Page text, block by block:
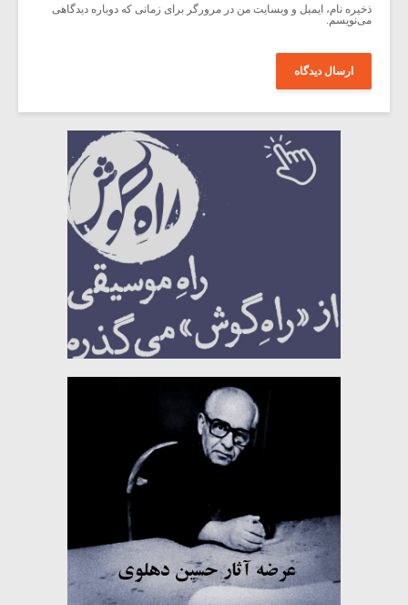
ذخیره نام، ایمیل و وبسایت من در مرورگر برای زمانی که دوباره دیدگاهی
می‌نویسم.